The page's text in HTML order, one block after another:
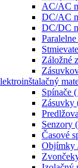
AC/AC
DC/AC
DC/DC
Záložné
Spínače
Zásuvky
Senzory
Časové
Objímky